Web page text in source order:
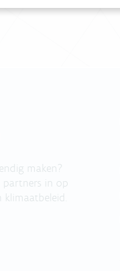
maken?
partners in op